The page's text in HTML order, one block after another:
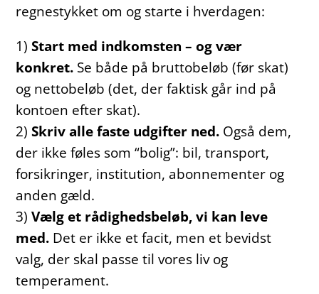
regnestykket om og starte i hverdagen:
1)Start med indkomsten – og vær
konkret. Se både på bruttobeløb (før skat)
og nettobeløb (det, der faktisk går ind på
kontoen efter skat).
2)Skriv alle faste udgifter ned. Også dem,
der ikke føles som “bolig”: bil, transport,
forsikringer, institution, abonnementer og
anden gæld.
3)Vælg et rådighedsbeløb, vi kan leve
med. Det er ikke et facit, men et bevidst
valg, der skal passe til vores liv og
temperament.